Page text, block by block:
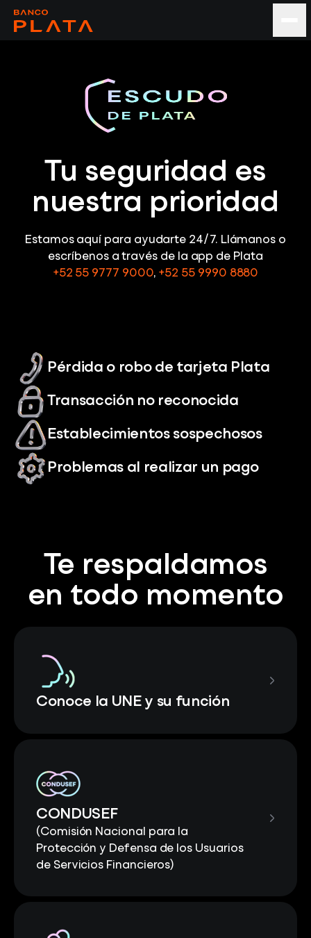
Tu seguridad es
nuestra prioridad
Estamos aquí para ayudarte 24/7. Llámanos o
escríbenos a través de la app de Plata
+52 55 9777 9000, +52 55 9990 8880
Pérdida o robo de tarjeta Plata
Transacción no reconocida
Establecimientos sospechosos
Problemas al realizar un pago
Te respaldamos
en todo momento
Conoce la UNE y su función
CONDUSEF
(Comisión Nacional para la
Protección y Defensa de los Usuarios
de Servicios Financieros)